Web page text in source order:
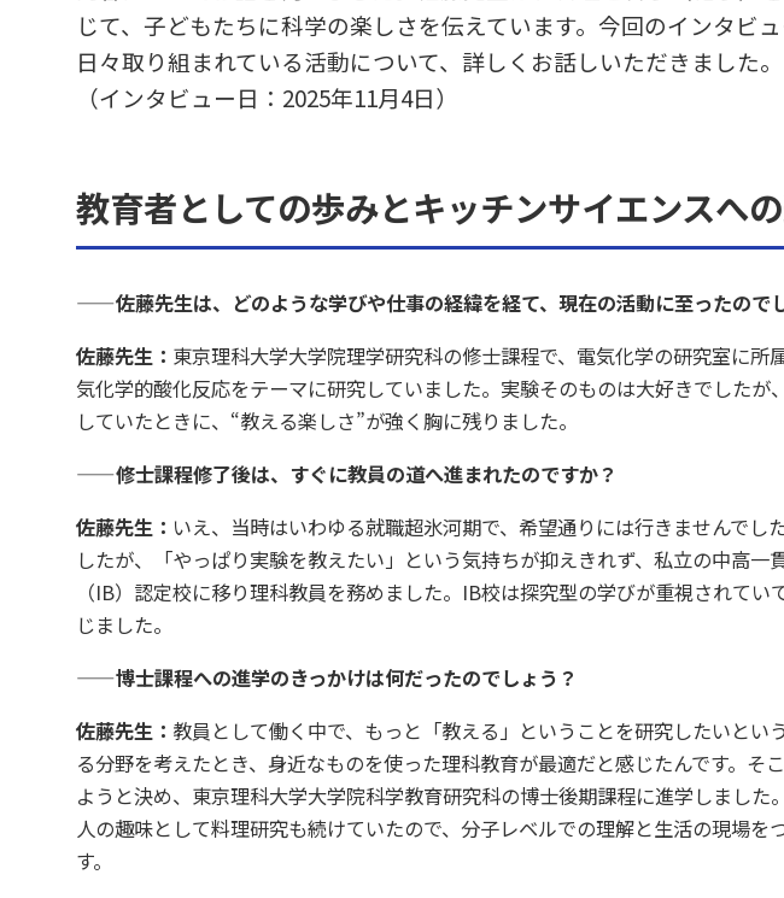
じて、子どもたちに科学の楽しさを伝えています。今回のインタビ
日々取り組まれている活動について、詳しくお話しいただきました。
（インタビュー日：2025年11月4日）
教育者としての歩みとキッチンサイエンスへ
——佐藤先生は、どのような学びや仕事の経緯を経て、現在の活動に至ったので
佐藤先生： 東京理科大学大学院理学研究科の修士課程で、電気化学の研究室に
気化学的酸化反応をテーマに研究していました。実験そのものは大好きでしたが
していたときに、“教える楽しさ”が強く胸に残りました。
——修士課程修了後は、すぐに教員の道へ進まれたのですか？
佐藤先生： いえ、当時はいわゆる就職超氷河期で、希望通りには行きませんでし
したが、「やっぱり実験を教えたい」という気持ちが抑えきれず、私立の中高
（IB）認定校に移り理科教員を務めました。IB校は探究型の学びが重視されて
じました。
——博士課程への進学のきっかけは何だったのでしょう？
佐藤先生： 教員として働く中で、もっと「教える」ということを研究したいとい
る分野を考えたとき、身近なものを使った理科教育が最適だと感じたんです。そ
ようと決め、東京理科大学大学院科学教育研究科の博士後期課程に進学しまし
人の趣味として料理研究も続けていたので、分子レベルでの理解と生活の現場を
す。